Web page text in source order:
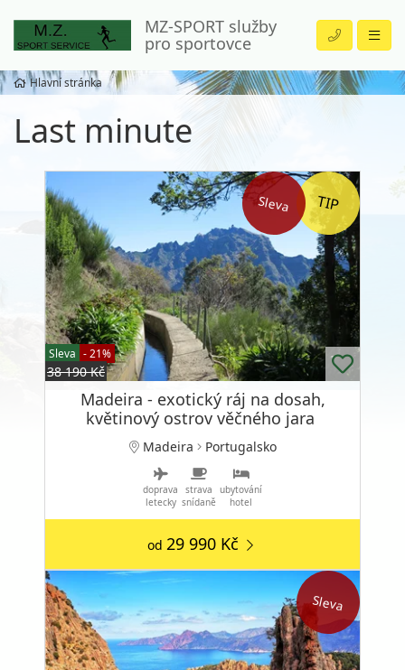
MZ-SPORT služby
pro sportovce
Hlavní stránka
Last minute
Sleva
Sleva - 21%
38 190 Kč
Madeira - exotický ráj na dosah,
květinový ostrov věčného jara
Madeira Portugalsko
doprava
letecky
strava
snídaně
ubytování
hotel
od 29 990 Kč
Sleva